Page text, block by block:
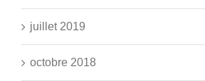
juillet 2019
octobre 2018